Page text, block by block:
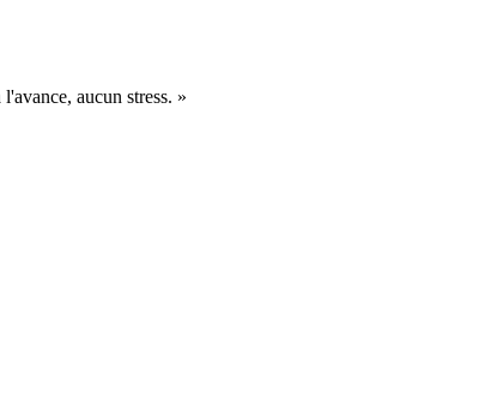
aucun stress. »